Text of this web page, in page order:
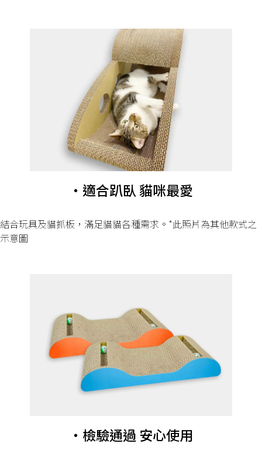
・適合趴臥 貓咪最愛
結合玩具及貓抓板，滿足貓貓各種需求。*此照片為其他款式之
示意圖
・檢驗通過 安心使用